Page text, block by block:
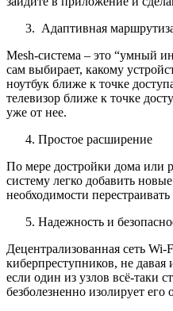
Адаптивная
Mesh-система – это “умный
сам выбирает, какому
ноутбук ближе к точке
телевизор ближе к точке
уже от нее.
Простое расширение
По мере достройки дома или
систему легко добавить
необходимости перестраивать
Надежность и
Децентрализованная сеть Wi-
киберпреступников, не
если один из узлов всё-таки
безболезненно изолирует его